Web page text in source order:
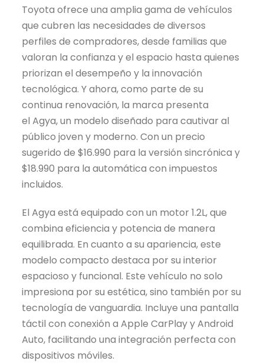
Toyota ofrece una amplia gama de vehículos
que cubren las necesidades de diversos
perfiles de compradores, desde familias que
valoran la confianza y el espacio hasta quienes
priorizan el desempeño y la innovación
tecnológica. Y ahora, como parte de su
continua renovación, la marca presenta
el Agya, un modelo diseñado para cautivar al
público joven y moderno. Con un precio
sugerido de $16.990 para la versión sincrónica y
$18.990 para la automática con impuestos
incluidos.
El Agya está equipado con un motor 1.2L, que
combina eficiencia y potencia de manera
equilibrada. En cuanto a su apariencia, este
modelo compacto destaca por su interior
espacioso y funcional. Este vehículo no solo
impresiona por su estética, sino también por su
tecnología de vanguardia. Incluye una pantalla
táctil con conexión a Apple CarPlay y Android
Auto, facilitando una integración perfecta con
dispositivos móviles.